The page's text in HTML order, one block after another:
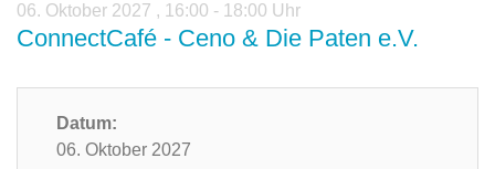
06. Oktober 2027 , 16:00 - 18:00 Uhr
ConnectCafé - Ceno & Die Paten e.V.
Datum:
06. Oktober 2027